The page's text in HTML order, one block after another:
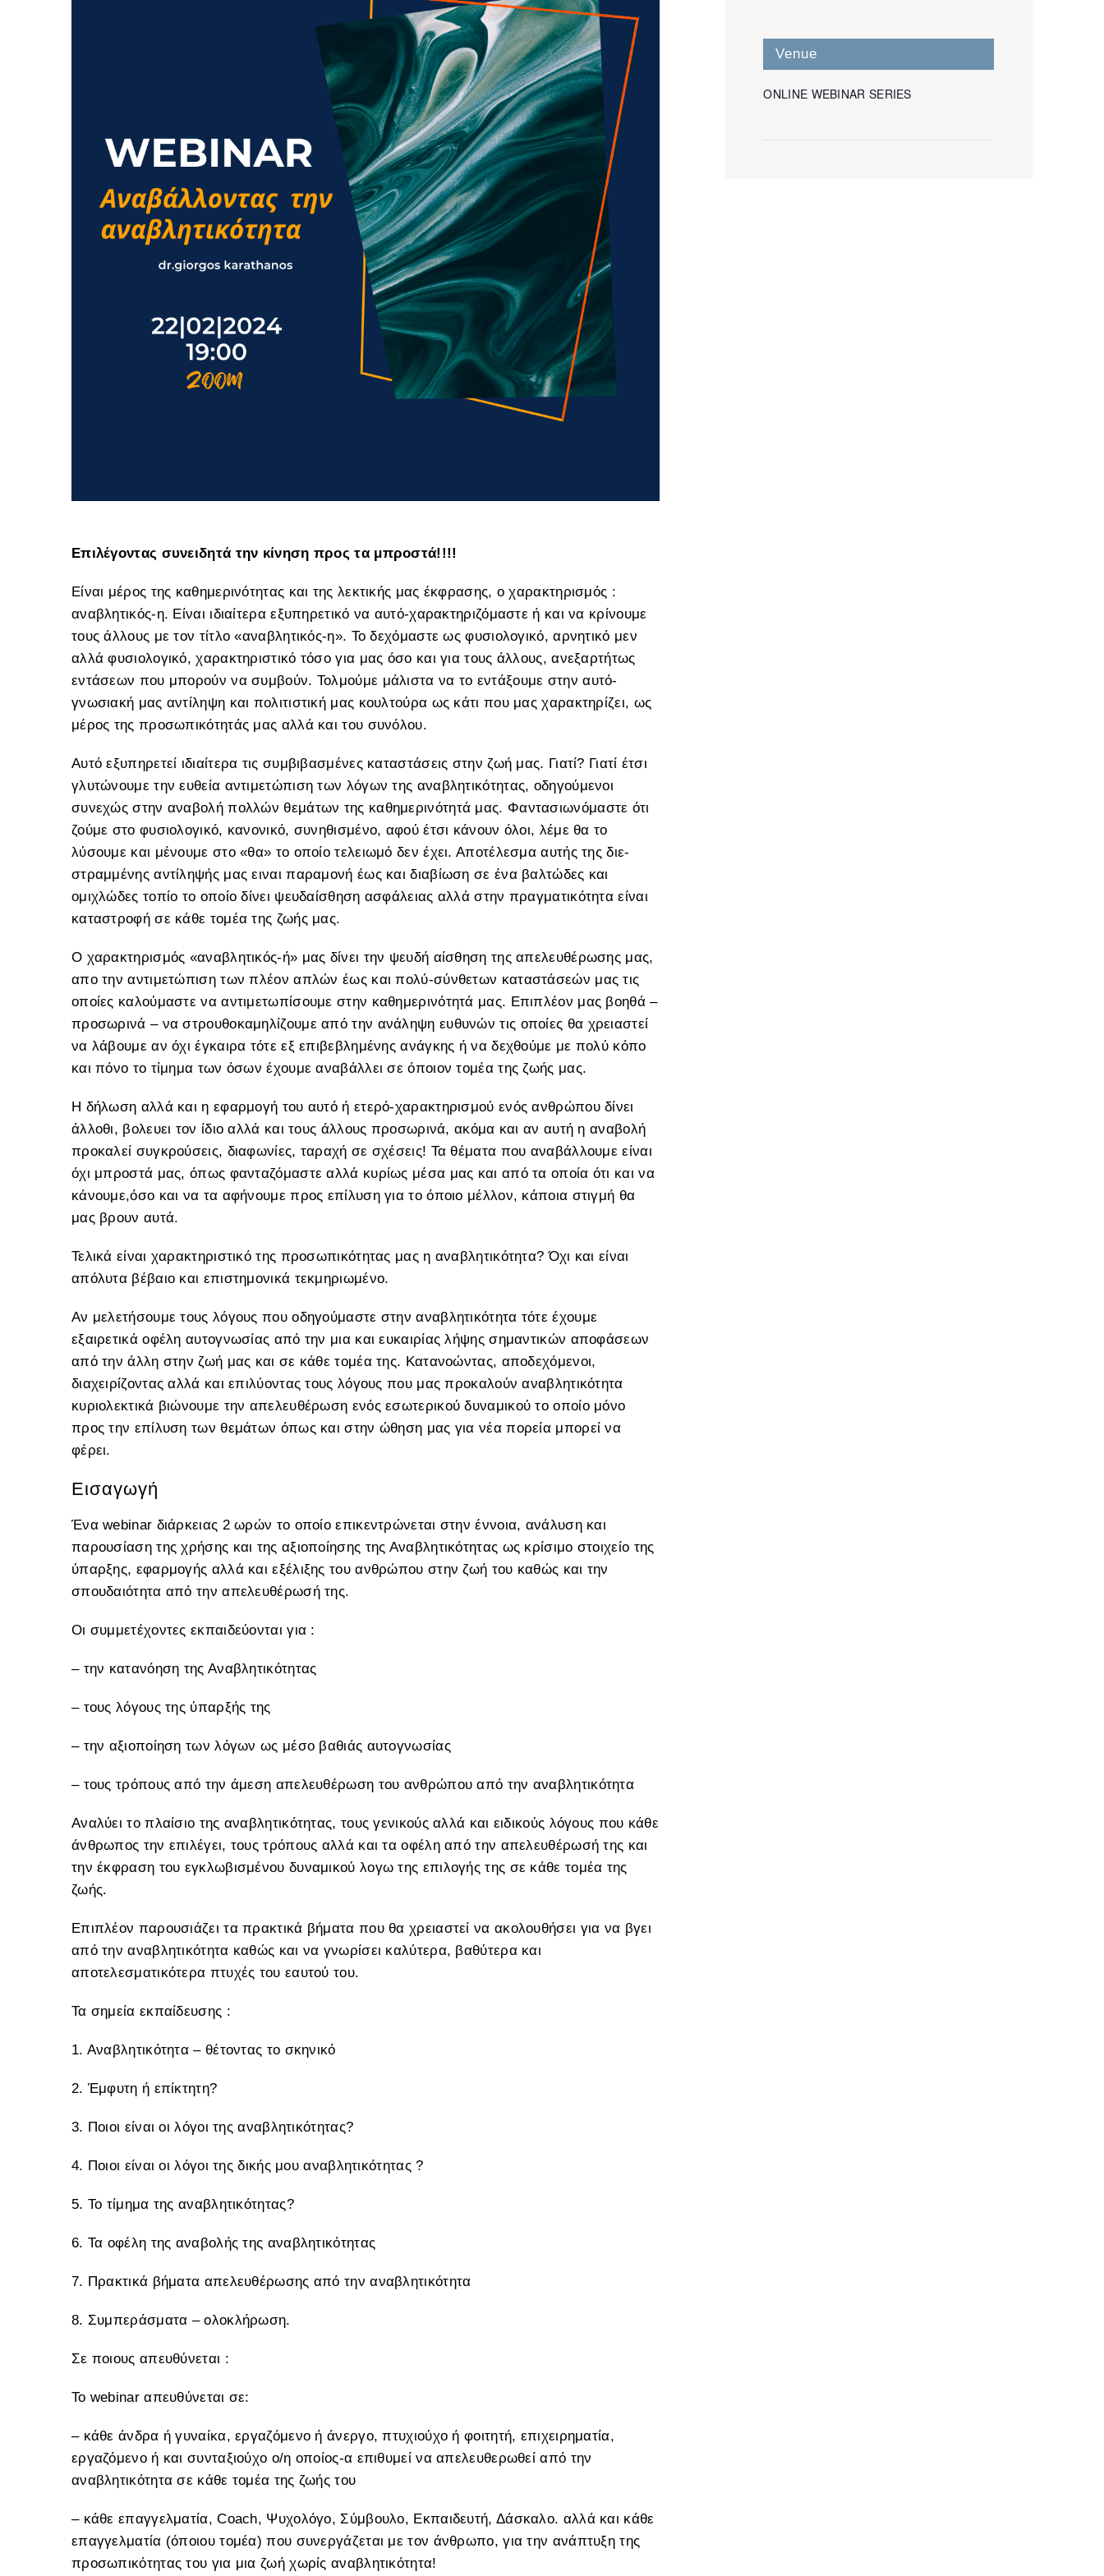
Επιλέγοντας συνειδητά την κίνηση προς τα μπροστά!!!!
Είναι μέρος της καθημερινότητας και της λεκτικής μας έκφρασης, ο χαρακτηρισμός :
αναβλητικός-η. Είναι ιδιαίτερα εξυπηρετικό να αυτό-χαρακτηριζόμαστε ή και να κρίνουμε
τους άλλους με τον τίτλο «αναβλητικός-η». Το δεχόμαστε ως φυσιολογικό, αρνητικό μεν
αλλά φυσιολογικό, χαρακτηριστικό τόσο για μας όσο και για τους άλλους, ανεξαρτήτως
εντάσεων που μπορούν να συμβούν. Τολμούμε μάλιστα να το εντάξουμε στην αυτό-
γνωσιακή μας αντίληψη και πολιτιστική μας κουλτούρα ως κάτι που μας χαρακτηρίζει, ως
μέρος της προσωπικότητάς μας αλλά και του συνόλου.
Αυτό εξυπηρετεί ιδιαίτερα τις συμβιβασμένες καταστάσεις στην ζωή μας. Γιατί? Γιατί έτσι
γλυτώνουμε την ευθεία αντιμετώπιση των λόγων της αναβλητικότητας, οδηγούμενοι
συνεχώς στην αναβολή πολλών θεμάτων της καθημερινότητά μας. Φαντασιωνόμαστε ότι
ζούμε στο φυσιολογικό, κανονικό, συνηθισμένο, αφού έτσι κάνουν όλοι, λέμε θα το
λύσουμε και μένουμε στο «θα» το οποίο τελειωμό δεν έχει. Αποτέλεσμα αυτής της διε-
στραμμένης αντίληψής μας ειναι παραμονή έως και διαβίωση σε ένα βαλτώδες και
ομιχλώδες τοπίο το οποίο δίνει ψευδαίσθηση ασφάλειας αλλά στην πραγματικότητα είναι
καταστροφή σε κάθε τομέα της ζωής μας.
Ο χαρακτηρισμός «αναβλητικός-ή» μας δίνει την ψευδή αίσθηση της απελευθέρωσης μας,
απο την αντιμετώπιση των πλέον απλών έως και πολύ-σύνθετων καταστάσεών μας τις
οποίες καλούμαστε να αντιμετωπίσουμε στην καθημερινότητά μας. Επιπλέον μας βοηθά –
προσωρινά – να στρουθοκαμηλίζουμε από την ανάληψη ευθυνών τις οποίες θα χρειαστεί
να λάβουμε αν όχι έγκαιρα τότε εξ επιβεβλημένης ανάγκης ή να δεχθούμε με πολύ κόπο
και πόνο το τίμημα των όσων έχουμε αναβάλλει σε όποιον τομέα της ζωής μας.
Η δήλωση αλλά και η εφαρμογή του αυτό ή ετερό-χαρακτηρισμού ενός ανθρώπου δίνει
άλλοθι, βολευει τον ίδιο αλλά και τους άλλους προσωρινά, ακόμα και αν αυτή η αναβολή
προκαλεί συγκρούσεις, διαφωνίες, ταραχή σε σχέσεις! Τα θέματα που αναβάλλουμε είναι
όχι μπροστά μας, όπως φανταζόμαστε αλλά κυρίως μέσα μας και από τα οποία ότι και να
κάνουμε,όσο και να τα αφήνουμε προς επίλυση για το όποιο μέλλον, κάποια στιγμή θα
μας βρουν αυτά.
Τελικά είναι χαρακτηριστικό της προσωπικότητας μας η αναβλητικότητα? Όχι και είναι
απόλυτα βέβαιο και επιστημονικά τεκμηριωμένο.
Αν μελετήσουμε τους λόγους που οδηγούμαστε στην αναβλητικότητα τότε έχουμε
εξαιρετικά οφέλη αυτογνωσίας από την μια και ευκαιρίας λήψης σημαντικών αποφάσεων
από την άλλη στην ζωή μας και σε κάθε τομέα της. Κατανοώντας, αποδεχόμενοι,
διαχειρίζοντας αλλά και επιλύοντας τους λόγους που μας προκαλούν αναβλητικότητα
κυριολεκτικά βιώνουμε την απελευθέρωση ενός εσωτερικού δυναμικού το οποίο μόνο
προς την επίλυση των θεμάτων όπως και στην ώθηση μας για νέα πορεία μπορεί να
φέρει.
Εισαγωγή
Ένα webinar διάρκειας 2 ωρών το οποίο επικεντρώνεται στην έννοια, ανάλυση και
παρουσίαση της χρήσης και της αξιοποίησης της Αναβλητικότητας ως κρίσιμο στοιχείο της
ύπαρξης, εφαρμογής αλλά και εξέλιξης του ανθρώπου στην ζωή του καθώς και την
σπουδαιότητα από την απελευθέρωσή της.
Οι συμμετέχοντες εκπαιδεύονται για :
– την κατανόηση της Αναβλητικότητας
– τους λόγους της ύπαρξής της
– την αξιοποίηση των λόγων ως μέσο βαθιάς αυτογνωσίας
– τους τρόπους από την άμεση απελευθέρωση του ανθρώπου από την αναβλητικότητα
Αναλύει το πλαίσιο της αναβλητικότητας, τους γενικούς αλλά και ειδικούς λόγους που κάθε
άνθρωπος την επιλέγει, τους τρόπους αλλά και τα οφέλη από την απελευθέρωσή της και
την έκφραση του εγκλωβισμένου δυναμικού λογω της επιλογής της σε κάθε τομέα της
ζωής.
Επιπλέον παρουσιάζει τα πρακτικά βήματα που θα χρειαστεί να ακολουθήσει για να βγει
από την αναβλητικότητα καθώς και να γνωρίσει καλύτερα, βαθύτερα και
αποτελεσματικότερα πτυχές του εαυτού του.
Τα σημεία εκπαίδευσης :
1. Αναβλητικότητα – θέτοντας το σκηνικό
2. Έμφυτη ή επίκτητη?
3. Ποιοι είναι οι λόγοι της αναβλητικότητας?
4. Ποιοι είναι οι λόγοι της δικής μου αναβλητικότητας ?
5. Το τίμημα της αναβλητικότητας?
6. Τα οφέλη της αναβολής της αναβλητικότητας
7. Πρακτικά βήματα απελευθέρωσης από την αναβλητικότητα
8. Συμπεράσματα – ολοκλήρωση.
Σε ποιους απευθύνεται :
Το webinar απευθύνεται σε:
– κάθε άνδρα ή γυναίκα, εργαζόμενο ή άνεργο, πτυχιούχο ή φοιτητή, επιχειρηματία,
εργαζόμενο ή και συνταξιούχο ο/η οποίος-α επιθυμεί να απελευθερωθεί από την
αναβλητικότητα σε κάθε τομέα της ζωής του
– κάθε επαγγελματία, Coach, Ψυχολόγο, Σύμβουλο, Εκπαιδευτή, Δάσκαλο. αλλά και κάθε
επαγγελματία (όποιου τομέα) που συνεργάζεται με τον άνθρωπο, για την ανάπτυξη της
προσωπικότητας του για μια ζωή χωρίς αναβλητικότητα!
Venue
ONLINE WEBINAR SERIES